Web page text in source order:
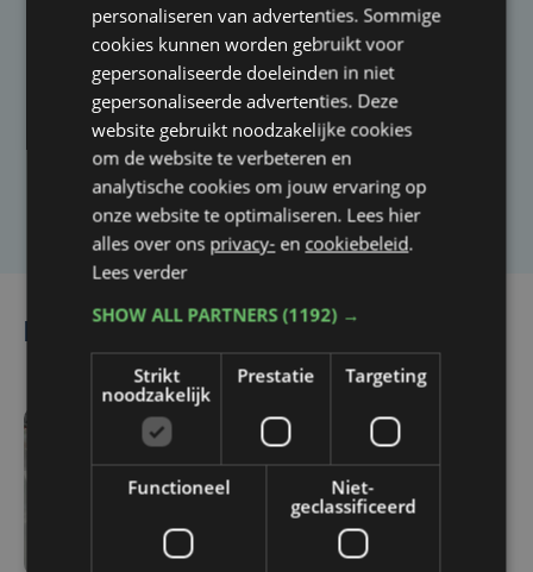
Taalfout opgemerkt?
Heb je een taal- of schrijffout opgemerkt in dit
artikel?
Laat het ons weten
do 7 mei | 09:45
Zes luxevoertuigen van
Stefanie Sander worden
geveild, ook een Porsche
met gouden velgen
personaliseren van advertenties. Sommige
cookies kunnen worden gebruikt voor
gepersonaliseerde doeleinden in niet
gepersonaliseerde advertenties. Deze
website gebruikt noodzakelijke cookies
om de website te verbeteren en
analytische cookies om jouw ervaring op
onze website te optimaliseren. Lees hier
alles over ons privacy- en cookiebeleid.
Lees verder
SHOW ALL PARTNERS(1192) →
Strikt
noodzakelijk
Prestatie Targeting
Functioneel
Niet-
geclassificeerd